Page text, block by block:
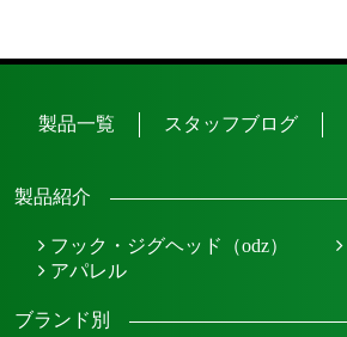
製品一覧 スタッフブログ
製品紹介
フック・ジグヘッド（odz）
アパレル
ブランド別